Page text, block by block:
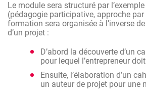
Le module sera structuré par l’exemple
(pédagogie participative, approche
formation sera organisée à l’inverse
d’un projet :
D’abord la découverte d’un
pour lequel l’entrepreneur
Ensuite, l’élaboration d’un
un auteur de projet pour une